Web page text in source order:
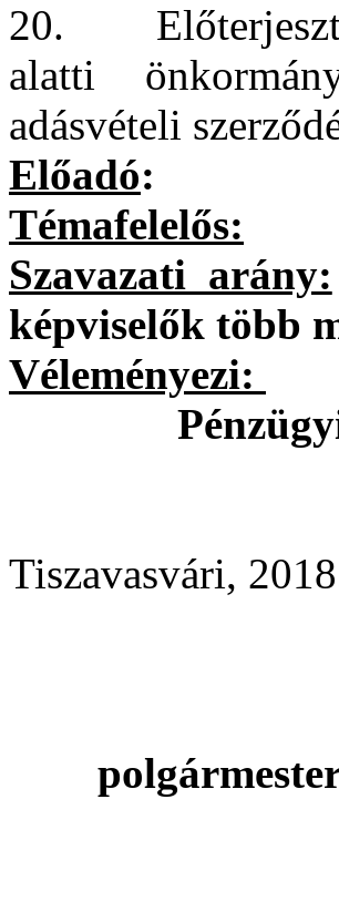
20.
alatti
adásvételi
Előadó:
Témafelelős:
Szavazati arány:
képviselők több
Véleményezi:
Tiszavasvári,